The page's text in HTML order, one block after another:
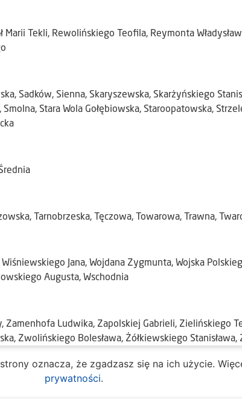
Marii Tekli, Rewolińskiego Teofila, Reymonta
Sadków, Sienna, Skaryszewska, Skarżyńskiego
Smolna, Stara Wola Gołębiowska, Staroopatowska,
Tarnobrzeska, Tęczowa, Towarowa, Trawna,
Wiśniewskiego Jana, Wojdana Zygmunta, Wojska
Augusta, Wschodnia
Zamenhofa Ludwika, Zapolskiej Gabrieli, Zielińskiego
Zwolińskiego Bolesława, Żółkiewskiego Stanisława,
oznacza, że zgadzasz się na ich użycie.
prywatności.